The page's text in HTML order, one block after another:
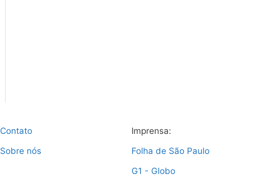
Contato
Sobre nós
Imprensa:
Folha de São Paulo
G1 - Globo